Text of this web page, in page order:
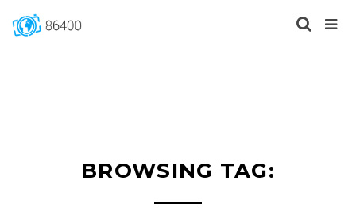
BROWSING TAG: